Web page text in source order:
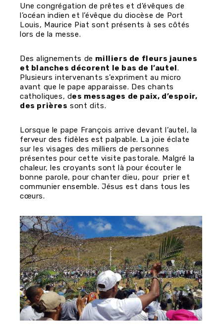
Une congrégation de prêtes et d’évêques de
l’océan indien et l’évêque du diocèse de Port
Louis, Maurice Piat sont présents à ses côtés
lors de la messe.
Des alignements de milliers de fleurs jaunes
et blanches décorent le bas de l’autel.
Plusieurs intervenants s’expriment au micro
avant que le pape apparaisse. Des chants
catholiques, des messages de paix, d’espoir,
des prières sont dits.
Lorsque le pape François arrive devant l’autel, la
ferveur des fidèles est palpable. La joie éclate
sur les visages des milliers de personnes
présentes pour cette visite pastorale. Malgré la
chaleur, les croyants sont là pour écouter le
bonne parole, pour chanter dieu, pour prier et
communier ensemble. Jésus est dans tous les
cœurs.